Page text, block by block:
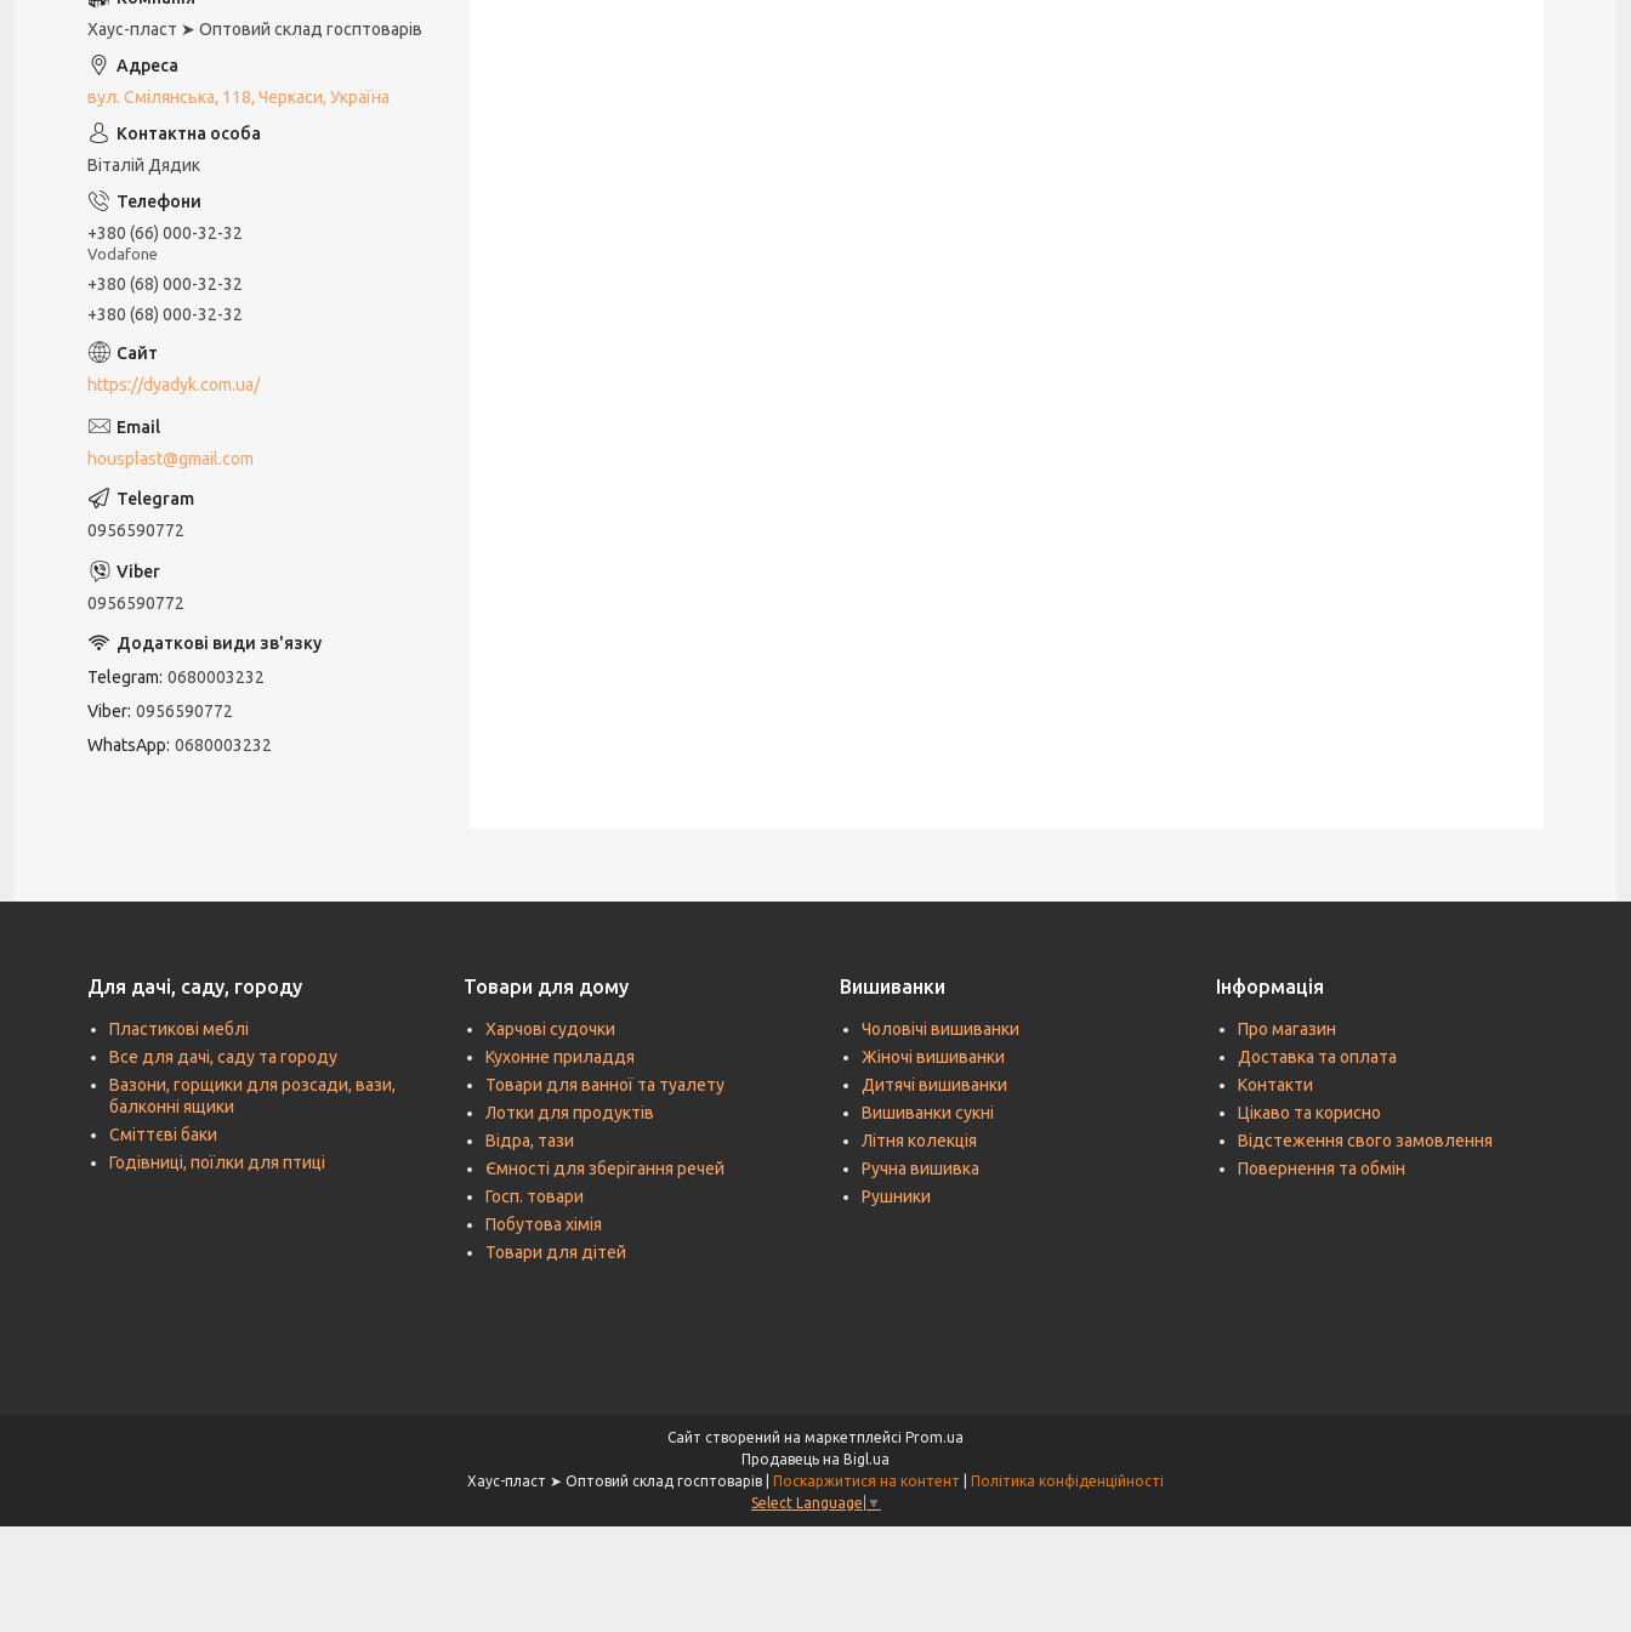
Хаус-пласт ➤ Оптовий склад госптоварів
вул. Смілянська, 118, Черкаси, Україна
Віталій Дядик
+380 (66) 000-32-32
Vodafone
+380 (68) 000-32-32
+380 (68) 000-32-32
https://dyadyk.com.ua/
housplast@gmail.com
0956590772
0956590772
Telegram 0680003232
Viber 0956590772
WhatsApp 0680003232
Для дачі, саду, городу
Пластикові меблі
Все для дачі, саду та городу
Вазони, горщики для розсади, вази,
балконні ящики
Сміттєві баки
Годівниці, поїлки для птиці
Товари для дому
Харчові судочки
Кухонне приладдя
Товари для ванної та туалету
Лотки для продуктів
Відра, тази
Ємності для зберігання речей
Госп. товари
Побутова хімія
Товари для дітей
Вишиванки
Чоловічі вишиванки
Жіночі вишиванки
Дитячі вишиванки
Вишиванки сукні
Літня колекція
Ручна вишивка
Рушники
Інформація
Про магазин
Доставка та оплата
Контакти
Цікаво та корисно
Відстеження свого замовлення
Повернення та обмін
Сайт створений на маркетплейсі Prom.ua
Продавець на Bigl.ua
Поскаржитися на контент
Політика конфіденційності
Select Language ▼